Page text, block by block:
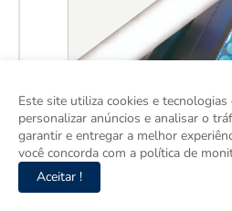
Este site utiliza cookies e
personalizar anúncios e analisar o
garantir e entregar a melhor
você concorda com a política de
Aceitar !